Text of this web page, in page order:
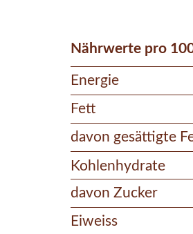
Nährwerte pro
Energie
Fett
davon gesättigte
Kohlenhydrate
davon Zucker
Eiweiss